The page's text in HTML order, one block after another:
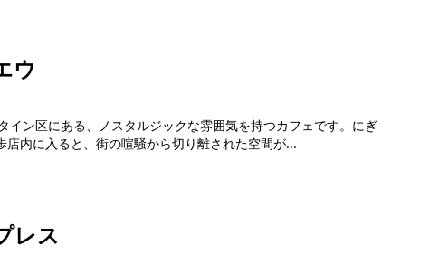
ウ
イン区にある、ノスタルジックな雰囲気を持つカフェです。にぎ
内に入ると、街の喧騒から切り離された空間が...
レス